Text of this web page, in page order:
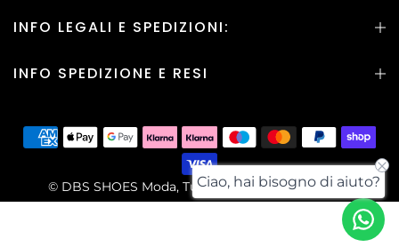
INFO LEGALI E SPEDIZIONI:
INFO SPEDIZIONE E RESI
© DBS SHOES Moda, Tutti i Diritti sono Riservati
Ciao, hai bisogno di aiuto?